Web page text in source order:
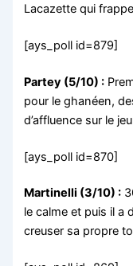
Lacazette qui
[ays_poll id=879]
Partey (5/10) :
pour le ghanéen,
d’affluence sur le
[ays_poll id=870]
Martinelli (3/10) :
le calme et puis il a
creuser sa propre